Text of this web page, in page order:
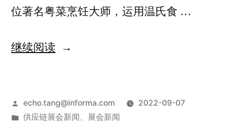
位著名粤菜烹饪大师，运用温氏食 …
继续阅读
echo.tang@informa.com
2022-09-07
供应链展会新闻 、 展会新闻